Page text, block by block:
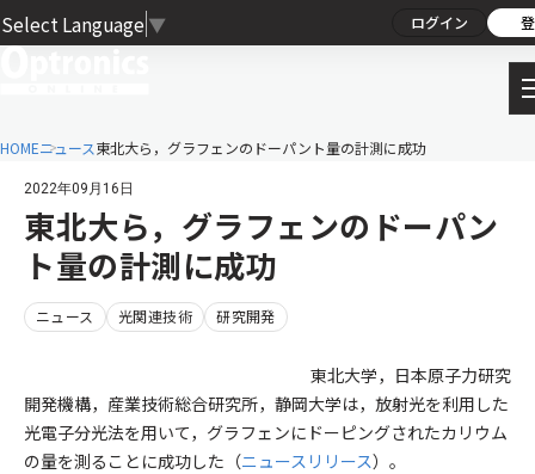
Select Language ▼ ログイン
HOMEニュース東北大ら，グラフェンのドーパント量の計測に成功
2022年09月16日
東北大ら，グラフェンのドーパン
ト量の計測に成功
ニュース 光関連技術 研究開発
東北大学，日本原子力研究
開発機構，産業技術総合研究所，静岡大学は，放射光を利用した
光電子分光法を用いて，グラフェンにドーピングされたカリウム
の量を測ることに成功した（ニュースリリース）。